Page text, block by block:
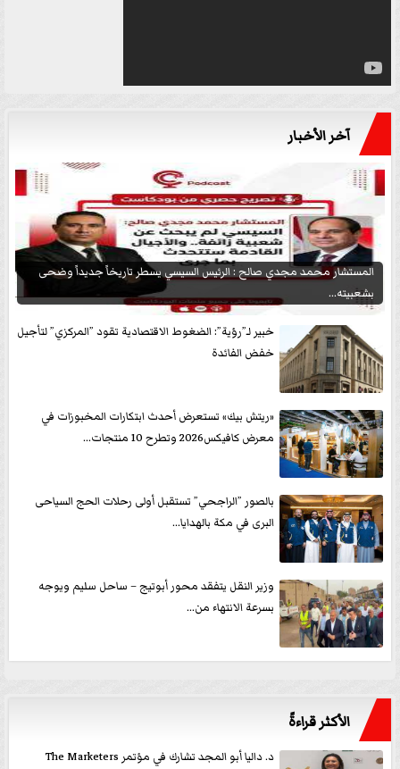
آخر الأخبار
المستشار محمد مجدي صالح : الرئيس السيسي يسطر تاريخاً جديداً وضحى
بشعبيته...
خبير لـ”رؤية”: الضغوط الاقتصادية تقود ”المركزي” لتأجيل
خفض الفائدة
«ريتش بيك» تستعرض أحدث ابتكارات المخبوزات في
معرض كافيكس2026 وتطرح 10 منتجات...
بالصور ”الراجحي” تستقبل أولى رحلات الحج السياحى
البرى في مكة بالهدايا...
وزير النقل يتفقد محور أبوتيج – ساحل سليم ويوجه
بسرعة الانتهاء من...
الأكثر قراءةً
د. داليا أبو المجد تشارك في مؤتمر The Marketers